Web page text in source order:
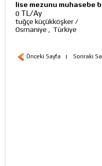
lise mezunu muhasebe
0 TL/Ay
tuğçe küçükköşker/
Osmaniye
Türkiye
Önceki Sayfa | Sonraki